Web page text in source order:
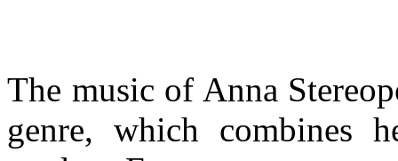
The music of Anna
genre, which combines